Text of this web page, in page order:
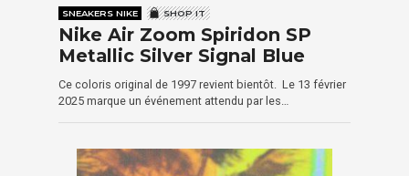
SNEAKERS NIKE SHOP IT
Nike Air Zoom Spiridon SP
Metallic Silver Signal Blue
Ce coloris original de 1997 revient bientôt. Le 13 février
2025 marque un événement attendu par les…